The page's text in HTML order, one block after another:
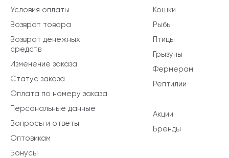
Кошки
Рыбы
Птицы
Грызуны
Фермерам
Рептилии
Акции
Бренды
Условия оплаты
Возврат товара
Возврат денежных
средств
Изменение заказа
Статус заказа
Оплата по номеру заказа
Персональные данные
Вопросы и ответы
Оптовикам
Бонусы